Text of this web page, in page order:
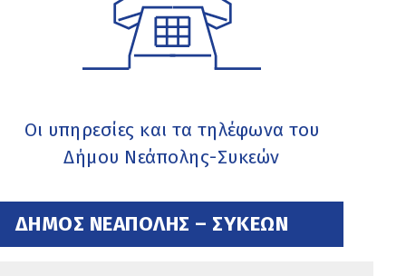
Οι υπηρεσίες και τα τηλέφωνα του
Δήμου Νεάπολης-Συκεών
ΔΗΜΟΣ ΝΕΑΠΟΛΗΣ – ΣΥΚΕΩΝ